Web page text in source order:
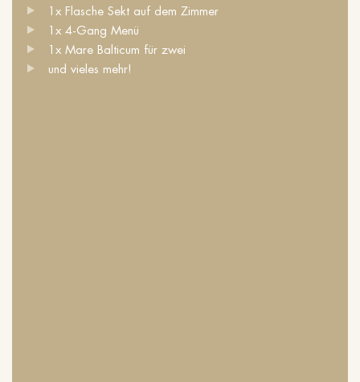
1x Flasche Sekt auf dem Zimmer
1x 4-Gang Menü
1x Mare Balticum für zwei
und vieles mehr!